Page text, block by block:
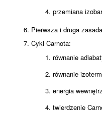
przemiana
Pierwsza i druga
Cykl Carnota:
równanie
równanie
energia
twierdzenie